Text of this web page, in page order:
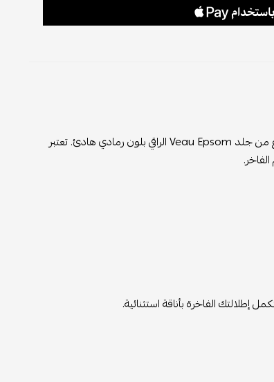
تجسد حقيبة هيرميس كونستانس الأناقة العصرية والفخامة الكلاسيكية، مع تصميمها المصنوع من جلد Veau Epsom الراقي بلون رمادي هادئ. تعتبر
الفاخرة بأناقة استثنائية.